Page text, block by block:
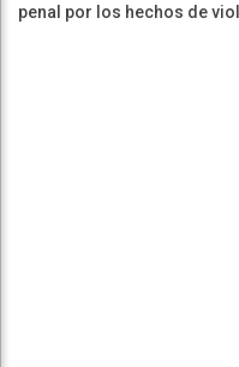
penal por los hechos de